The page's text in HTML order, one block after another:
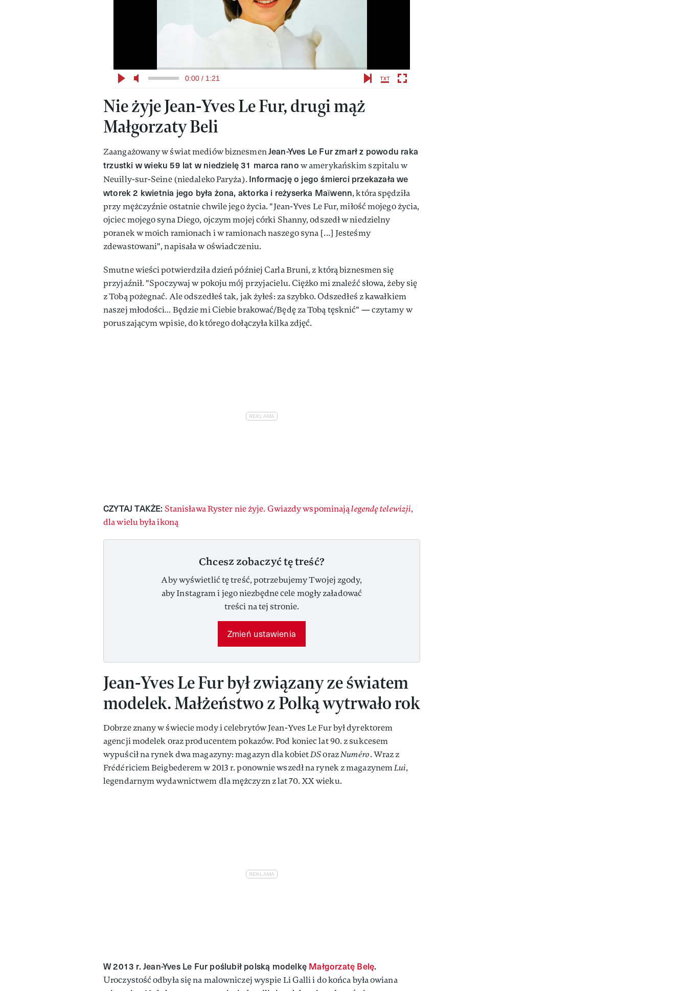
0:00 / 1:21
Nie żyje Jean-Yves Le Fur, drugi mąż
Małgorzaty Beli
Zaangażowany w świat mediów biznesmenJean-Yves Le Fur zmarł z powodu raka
trzustki w wieku 59 lat w niedzielę 31 marca ranow amerykańskim szpitalu w
Neuilly-sur-Seine (niedaleko Paryża). Informację o jego śmierci przekazała we
wtorek 2 kwietnia jego była żona, aktorka i reżyserka Maïwenn, która spędziła
przy mężczyźnie ostatnie chwile jego życia. "Jean-Yves Le Fur, miłość mojego życia,
ojciec mojego syna Diego, ojczym mojej córki Shanny, odszedł w niedzielny
poranek w moich ramionach i w ramionach naszego syna [...] Jesteśmy
zdewastowani", napisała w oświadczeniu.
Smutne wieści potwierdziła dzień później Carla Bruni, z którą biznesmen się
przyjaźnił. "Spoczywaj w pokoju mój przyjacielu. Ciężko mi znaleźć słowa, żeby się
z Tobą pożegnać. Ale odszedłeś tak, jak żyłeś: za szybko. Odszedłeś z kawałkiem
naszej młodości… Będzie mi Ciebie brakować/Będę za Tobą tęsknić" — czytamy w
poruszającym wpisie, do którego dołączyła kilka zdjęć.
CZYTAJ TAKŻE: Stanisława Ryster nie żyje. Gwiazdy wspominająlegendę telewizji,
dla wielu była ikoną
Chcesz zobaczyć tę treść?
Aby wyświetlić tę treść, potrzebujemy Twojej zgody,
aby Instagram i jego niezbędne cele mogły załadować
treści na tej stronie.
Zmień ustawienia
Jean-Yves Le Fur był związany ze światem
modelek. Małżeństwo z Polką wytrwało rok
Dobrze znany w świecie mody i celebrytów Jean-Yves Le Fur był dyrektorem
agencji modelek oraz producentem pokazów. Pod koniec lat 90. z sukcesem
wypuścił na rynek dwa magazyny: magazyn dla kobietDSorazNuméro. Wraz z
Frédériciem Beigbederem w 2013 r. ponownie wszedł na rynek z magazynemLui,
legendarnym wydawnictwem dla mężczyzn z lat 70. XX wieku.
W 2013 r. Jean-Yves Le Fur poślubił polską modelkę Małgorzatę Belę.
Uroczystość odbyła się na malowniczej wyspie Li Galli i do końca była owiana